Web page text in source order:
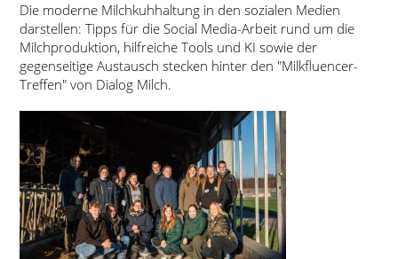
Die moderne Milchkuhhaltung in den sozialen Medien
darstellen: Tipps für die Social Media-Arbeit rund um die
Milchproduktion, hilfreiche Tools und KI sowie der
gegenseitige Austausch stecken hinter den Milkfluencer-
Treffen von Dialog Milch.